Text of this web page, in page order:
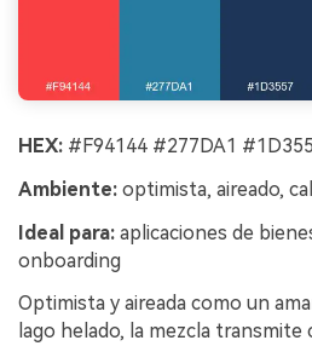
HEX: #F94144 #277DA1
Ambiente: optimista, aireado,
Ideal para: aplicaciones de
onboarding
Optimista y aireada como un
lago helado, la mezcla transmite